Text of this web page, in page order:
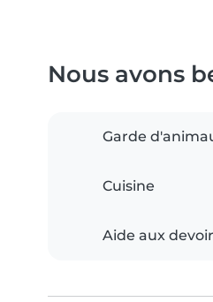
Nous avons
Garde
Cuisine
Aide aux